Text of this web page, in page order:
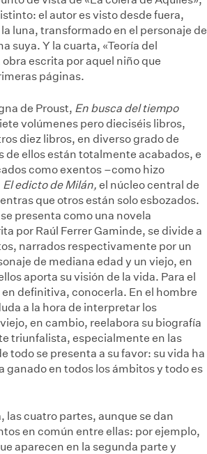
el autor es visto desde fuera,
luna, transformado en el personaje de
suya. Y la cuarta, «Teoría del
escrita por aquel niño que
páginas.
de Proust, En busca del tiempo
volúmenes pero dieciséis libros,
diez libros, en diverso grado de
de ellos están totalmente acabados, e
como exentos –como hizo
El edicto de Milán, el núcleo central de
que otros están solo esbozados.
se presenta como una novela
por Raúl Ferrer Gaminde, se divide a
narrados respectivamente por un
de mediana edad y un viejo, en
aporta su visión de la vida. Para el
definitiva, conocerla. En el hombre
a la hora de interpretar los
en cambio, reelabora su biografía
triunfalista, especialmente en las
todo se presenta a su favor: su vida ha
ganado en todos los ámbitos y todo es
las cuatro partes, aunque se dan
en común entre ellas: por ejemplo,
aparecen en la segunda parte y